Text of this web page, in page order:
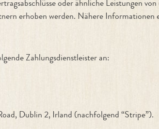
oder ähnliche Leistungen
erhoben werden. Nähere
Zahlungsdienstleister an:
Dublin 2, Irland (nachfolgend “Stripe”).